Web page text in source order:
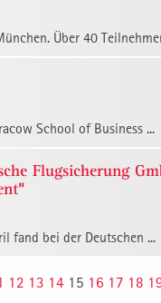
Über 40
School of Business ...
Flugsicherung
fand bei der Deutschen ...
12 13 14 15 16 17 18